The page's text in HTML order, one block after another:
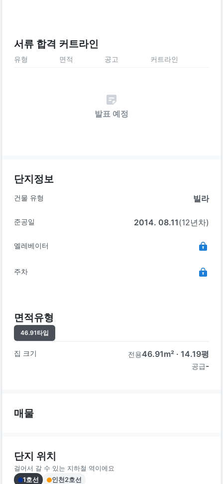
서류 합격 커트라인
유형 면적 공고 커트라인
발표 예정
단지정보
건물 유형 빌라
준공일 2014. 08.11(12년차)
엘레베이터
주차
면적유형
46.91타입
집 크기 전용46.91m² · 14.19평
공급-
매물
단지 위치
걸어서 갈 수 있는 지하철 역이에요
1호선
인천2호선